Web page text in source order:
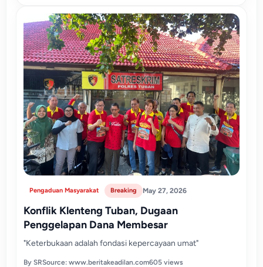
Pengaduan Masyarakat Breaking May 27, 2026
Konflik Klenteng Tuban, Dugaan
Penggelapan Dana Membesar
"Keterbukaan adalah fondasi kepercayaan umat"
By SRSource: www.beritakeadilan.com605 views